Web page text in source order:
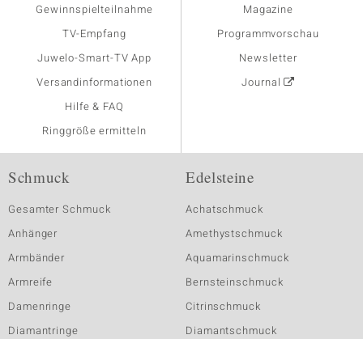
Gewinnspielteilnahme
TV-Empfang
Juwelo-Smart-TV App
Versandinformationen
Hilfe & FAQ
Ringgröße ermitteln
Magazine
Programmvorschau
Newsletter
Journal
Schmuck
Gesamter Schmuck
Anhänger
Armbänder
Armreife
Damenringe
Diamantringe
Edelsteine
Achatschmuck
Amethystschmuck
Aquamarinschmuck
Bernsteinschmuck
Citrinschmuck
Diamantschmuck